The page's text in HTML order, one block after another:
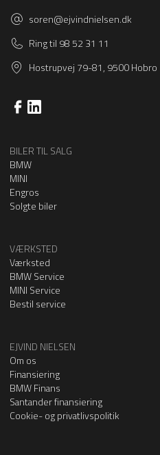
soren@ejvindnielsen.dk
Ring til 98 52 31 11
Hostrupvej 79-81, 9500 Hobro
BILER TIL SALG
BMW
MINI
Engros
Solgte biler
VÆRKSTED
Værksted
BMW Service
MINI Service
Bestil service
EJVIND NIELSEN
Om os
Finansiering
BMW Finans
Santander finansiering
Cookie- og privatlivspolitik